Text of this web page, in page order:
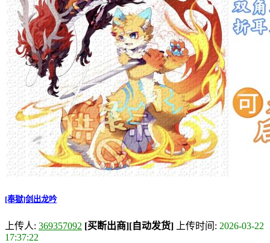
[奉獄]剑出龙吟
上传人: 369357092 [买断出商][自动发货] 上传时间: 2026-03-22
17:37:22